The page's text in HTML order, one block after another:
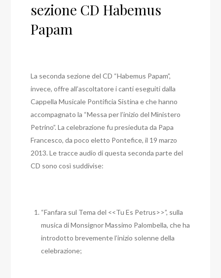
sezione CD Habemus
Papam
La seconda sezione del CD “Habemus Papam”,
invece, offre all’ascoltatore i canti eseguiti dalla
Cappella Musicale Pontificia Sistina e che hanno
accompagnato la “Messa per l’inizio del Ministero
Petrino”. La celebrazione fu presieduta da Papa
Francesco, da poco eletto Pontefice, il 19 marzo
2013. Le tracce audio di questa seconda parte del
CD sono così suddivise:
“Fanfara sul Tema del <<Tu Es Petrus>>”, sulla
musica di Monsignor Massimo Palombella, che ha
introdotto brevemente l’inizio solenne della
celebrazione;